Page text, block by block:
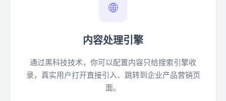
🌐
内容处理引擎
通过黑科技技术，你可以配置内容只给搜索引擎收
录，真实用户打开直接引入、跳转到企业产品营销页
面。